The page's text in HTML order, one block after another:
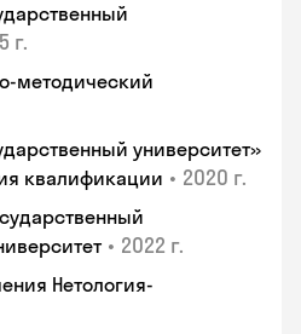
г.
методический
университет»
квалификации • 2020 г.
• 2022 г.
Нетология-